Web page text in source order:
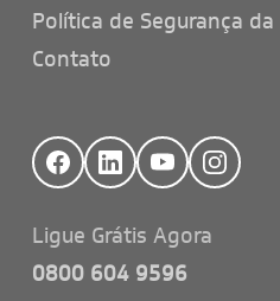
Política de Segurança
Contato
Ligue Grátis Agora
0800 604 9596